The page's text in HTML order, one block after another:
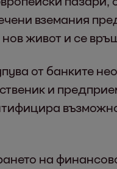
вземания
живот и се
от банките
и
на